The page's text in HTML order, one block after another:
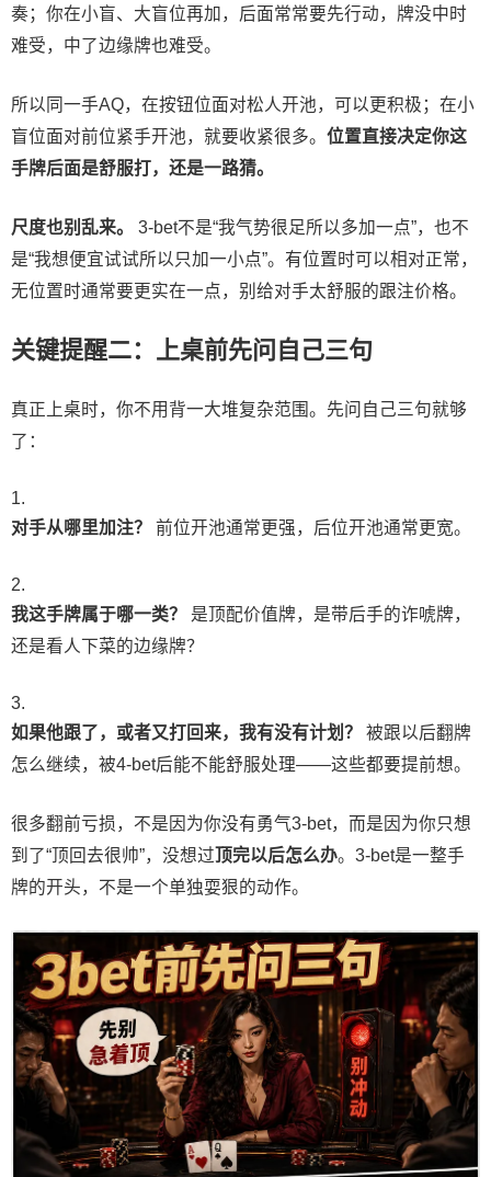
奏；你在小盲、大盲位再加，后面常常要先行动，牌没中时
难受，中了边缘牌也难受。
所以同一手AQ，在按钮位面对松人开池，可以更积极；在小
盲位面对前位紧手开池，就要收紧很多。 位置直接决定你这
手牌后面是舒服打，还是一路猜。
尺度也别乱来。
3-bet不是“我气势很足所以多加一点”，也不
是“我想便宜试试所以只加一小点”。有位置时可以相对正常，
无位置时通常要更实在一点，别给对手太舒服的跟注价格。
关键提醒二：上桌前先问自己三句
真正上桌时，你不用背一大堆复杂范围。先问自己三句就够
了：
对手从哪里加注？ 前位开池通常更强，后位开池通常更宽。
我这手牌属于哪一类？
是顶配价值牌，是带后手的诈唬牌，
还是看人下菜的边缘牌？
如果他跟了，或者又打回来，我有没有计划？
被跟以后翻牌
怎么继续，被4-bet后能不能舒服处理——这些都要提前想。
很多翻前亏损，不是因为你没有勇气3-bet，而是因为你只想
到了“顶回去很帅”，没想过顶完以后怎么办。3-bet是一整手
牌的开头，不是一个单独耍狠的动作。